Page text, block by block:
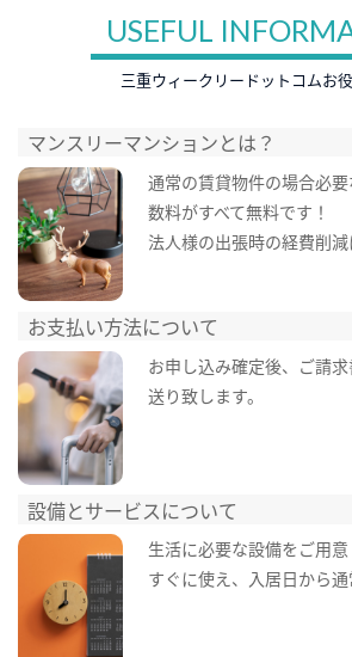
USEFUL
三重ウィークリードットコムお
マンスリーマンションとは？
通常の賃貸物件の場合必
数料がすべて無料です！
法人様の出張時の経費削減
お支払い方法について
お申し込み確定後、ご請
送り致します。
設備とサービスについて
生活に必要な設備をご用
すぐに使え、入居日から通